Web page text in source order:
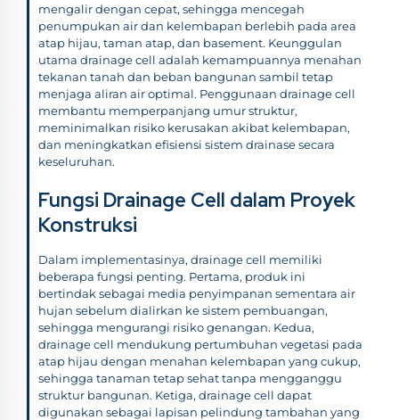
mengalir dengan cepat, sehingga mencegah
penumpukan air dan kelembapan berlebih pada area
atap hijau, taman atap, dan basement. Keunggulan
utama drainage cell adalah kemampuannya menahan
tekanan tanah dan beban bangunan sambil tetap
menjaga aliran air optimal. Penggunaan drainage cell
membantu memperpanjang umur struktur,
meminimalkan risiko kerusakan akibat kelembapan,
dan meningkatkan efisiensi sistem drainase secara
keseluruhan.
Fungsi Drainage Cell dalam Proyek
Konstruksi
Dalam implementasinya, drainage cell memiliki
beberapa fungsi penting. Pertama, produk ini
bertindak sebagai media penyimpanan sementara air
hujan sebelum dialirkan ke sistem pembuangan,
sehingga mengurangi risiko genangan. Kedua,
drainage cell mendukung pertumbuhan vegetasi pada
atap hijau dengan menahan kelembapan yang cukup,
sehingga tanaman tetap sehat tanpa mengganggu
struktur bangunan. Ketiga, drainage cell dapat
digunakan sebagai lapisan pelindung tambahan yang